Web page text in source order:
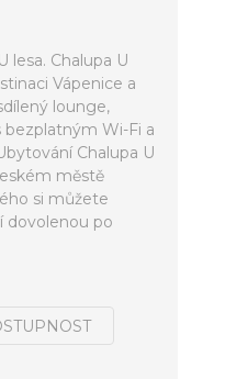
lesa. Chalupa U
Vápenice a
lounge,
bezplatným Wi-Fi a
Chalupa U
městě
si můžete
dovolenou po